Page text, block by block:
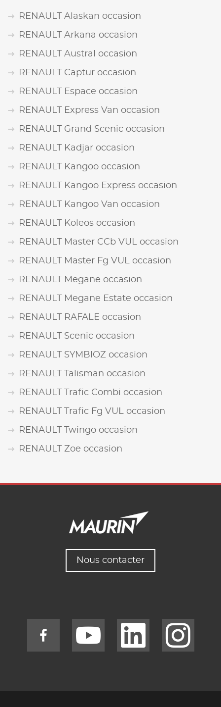
RENAULT Alaskan occasion
RENAULT Arkana occasion
RENAULT Austral occasion
RENAULT Captur occasion
RENAULT Espace occasion
RENAULT Express Van occasion
RENAULT Grand Scenic occasion
RENAULT Kadjar occasion
RENAULT Kangoo occasion
RENAULT Kangoo Express occasion
RENAULT Kangoo Van occasion
RENAULT Koleos occasion
RENAULT Master CCb VUL occasion
RENAULT Master Fg VUL occasion
RENAULT Megane occasion
RENAULT Megane Estate occasion
RENAULT RAFALE occasion
RENAULT Scenic occasion
RENAULT SYMBIOZ occasion
RENAULT Talisman occasion
RENAULT Trafic Combi occasion
RENAULT Trafic Fg VUL occasion
RENAULT Twingo occasion
RENAULT Zoe occasion
Nous contacter